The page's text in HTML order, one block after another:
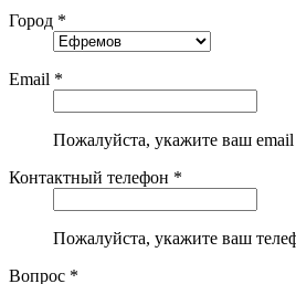
Город *
Email *
Пожалуйста, укажите ваш email
Контактный телефон *
Пожалуйста, укажите ваш
Вопрос *